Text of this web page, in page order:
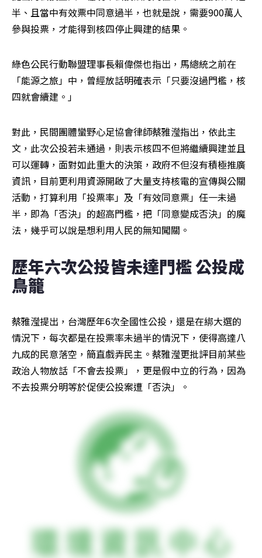
半、且當中有效票中同意過半，也就是說，需要900萬人
參與投票，才能得到核四停止興建的結果。
綠色公民行動聯盟理事長賴偉傑也指出，馬總統之前在
「能源之旅」中，曾經放話明確表示「只要沒過門檻，核
四就會續建。」
對此，民間團體蠻野心足協會律師蔡雅瀅指出，依此主
文，此次公投若未通過，則表示核四不但將繼續興建並且
可以運轉，面對如此重大的決策，政府不但沒有積極推廣
資訊，目前更利用資源開啟了大量支持核電的宣傳與公關
活動，打算利用「投票率」及「有效同意票」任一未過
半，即為「否決」的超高門檻，把「同意變成否決」的魔
法，幾乎可以說是想利用人民的無知闖關。
歷年六次公投皆未達門檻 公投成
鳥籠
蔡雅瀅提出，台灣歷年6次全國性公投，還是在綁大選的
情況下，每次都是在投票率未過半的情況下，使得高達八
九成的民意落空，簡直戲弄民主。蔡雅瀅更批評目前某些
政治人物放話「不會去投票」，更是假中立的行為，因為
不去投票分明等於促使公投案遭「否決」。